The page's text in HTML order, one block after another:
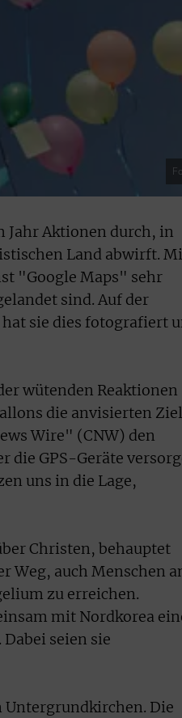
Jahr Aktionen durch, in
Land abwirft.
"Google Maps" sehr
sind. Auf der
sie dies fotografiert
wütenden Reaktionen
die anvisierten
Wire" (CNW) den
die GPS-Geräte
uns in die Lage,
Christen, behauptet
Weg, auch Menschen
zu erreichen.
mit Nordkorea
seien sie
Die